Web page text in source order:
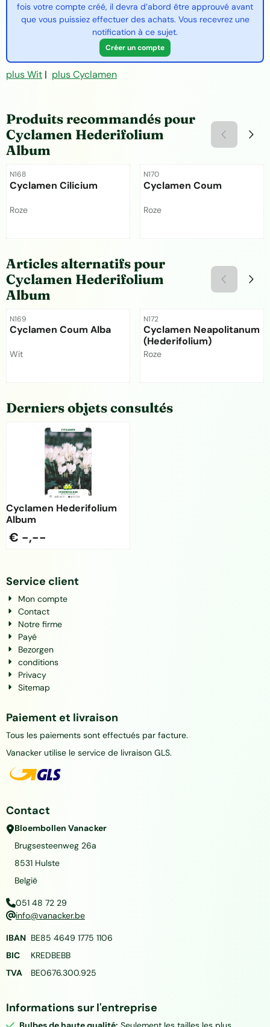
fois votre compte créé, il devra d’abord être approuvé avant
que vous puissiez effectuer des achats. Vous recevrez une
notification à ce sujet.
Créer un compte
plus Wit | plus Cyclamen
Produits recommandés pour
Cyclamen Hederifolium
Album
Référence
N168
Cyclamen Cilicium
Marque :
Roze
Référence
N170
Cyclamen Coum
Marque :
Roze
Articles alternatifs pour
Cyclamen Hederifolium
Album
Référence
N169
Cyclamen Coum Alba
Marque :
Wit
Référence
N172
Cyclamen Neapolitanum
(Hederifolium)
Marque :
Roze
Derniers objets consultés
Cyclamen Hederifolium
Album
€ -,--
Service client
Mon compte
Contact
Notre firme
Payé
Bezorgen
conditions
Privacy
Sitemap
Paiement et livraison
Tous les paiements sont effectués par facture.
Vanacker utilise le service de livraison GLS.
Contact
Bloembollen Vanacker
Brugsesteenweg 26a
8531 Hulste
België
051 48 72 29
info@vanacker.be
IBAN BE85 4649 1775 1106
BIC
KREDBEBB
TVA
BE0676.300.925
Informations sur l'entreprise